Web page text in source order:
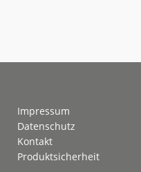
Impressum
Datenschutz
Kontakt
Produktsicherheit